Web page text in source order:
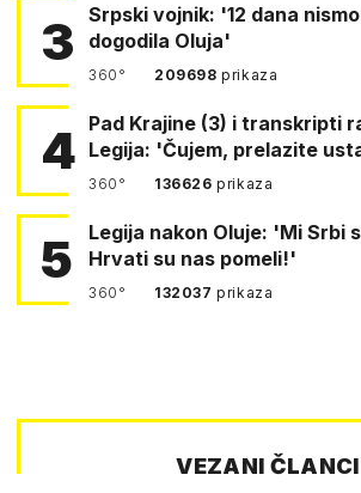
3
Srpski vojnik: '12 dana
dogodila Oluja'
360° 209698prikaza
4 Pad Krajine (3) i transkripti
Legija: 'Čujem, prelazite
360° 136626prikaza
5
Legija nakon Oluje: 'Mi Srbi
Hrvati su nas pomeli!'
360° 132037prikaza
VEZANI ČLANCI